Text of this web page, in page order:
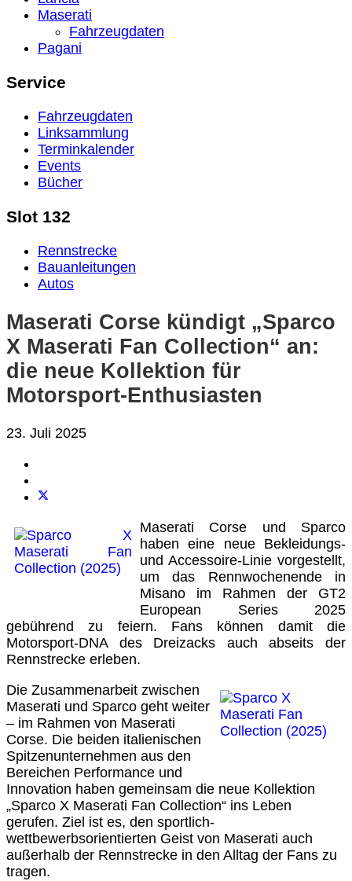
Maserati
Fahrzeugdaten
Pagani
Service
Fahrzeugdaten
Linksammlung
Terminkalender
Events
Bücher
Slot 132
Rennstrecke
Bauanleitungen
Autos
Maserati Corse kündigt „Sparco
X Maserati Fan Collection“ an:
die neue Kollektion für
Motorsport-Enthusiasten
23. Juli 2025
Maserati Corse und Sparco
haben eine neue Bekleidungs-
und Accessoire-Linie vorgestellt,
um das Rennwochenende in
Misano im Rahmen der GT2
European Series 2025
gebührend zu feiern. Fans können damit die
Motorsport-DNA des Dreizacks auch abseits der
Rennstrecke erleben.
Die Zusammenarbeit zwischen
Maserati und Sparco geht weiter
– im Rahmen von Maserati
Corse. Die beiden italienischen
Spitzenunternehmen aus den
Bereichen Performance und
Innovation haben gemeinsam die neue Kollektion
„Sparco X Maserati Fan Collection“ ins Leben
gerufen. Ziel ist es, den sportlich-
wettbewerbsorientierten Geist von Maserati auch
außerhalb der Rennstrecke in den Alltag der Fans zu
tragen.